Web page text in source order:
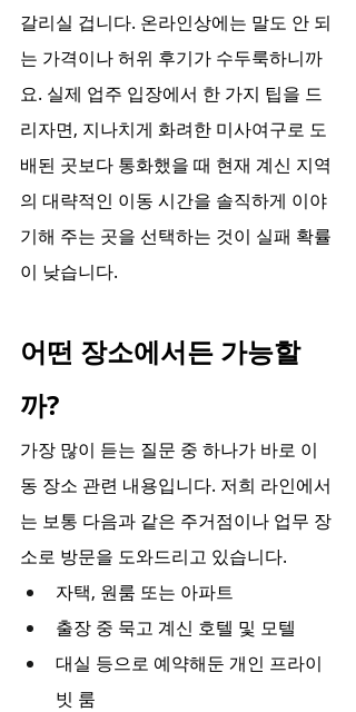
갈리실 겁니다. 온라인상에는 말도 안 되
는 가격이나 허위 후기가 수두룩하니까
요. 실제 업주 입장에서 한 가지 팁을 드
리자면, 지나치게 화려한 미사여구로 도
배된 곳보다 통화했을 때 현재 계신 지역
의 대략적인 이동 시간을 솔직하게 이야
기해 주는 곳을 선택하는 것이 실패 확률
이 낮습니다.
어떤 장소에서든 가능할
까?
가장 많이 듣는 질문 중 하나가 바로 이
동 장소 관련 내용입니다. 저희 라인에서
는 보통 다음과 같은 주거점이나 업무 장
소로 방문을 도와드리고 있습니다.
자택, 원룸 또는 아파트
출장 중 묵고 계신 호텔 및 모텔
대실 등으로 예약해둔 개인 프라이
빗 룸